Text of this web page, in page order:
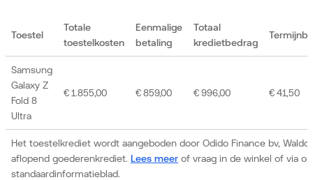
Toestel
Totale
toestelkosten
Eenmalige
betaling
Totaal
kredietbedrag
Het toestelkrediet wordt aangeboden door Odido Finance bv,
aflopend goederenkrediet. Lees meer of vraag in de winkel of via
standaardinformatieblad.
Samsung
Galaxy Z
Fold 8
Ultra
€ 1.855,00 € 859,00 € 996,00 € 41,50